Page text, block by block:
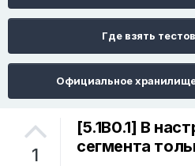
Где взять
Официальное
1
[5.1B0.1] В
сегмента